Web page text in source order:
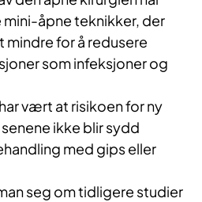
åpne teknikker, der
mindre for å redusere
som infeksjoner og
vært at risikoen for ny
ikke blir sydd
med gips eller
seg om tidligere studier